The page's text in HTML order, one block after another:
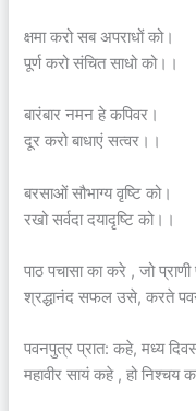
क्षमा करो सब अपराधों को।
पूर्ण करो संचित साधो को।।
बारंबार नमन हे कपिवर।
दूर करो बाधाएं सत्वर।।
बरसाओं सौभाग्य वृष्टि को।
रखो सर्वदा दयादृष्टि को।।
पाठ पचासा का करे , जो प्राणी
श्रद्धानंद सफल उसे, करते
पवनपुत्र प्रात: कहे, मध्य
महावीर सायं कहे , हो निश्चय